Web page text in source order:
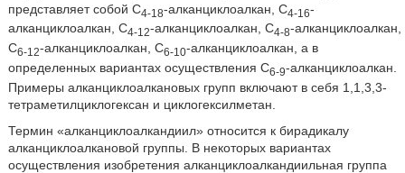
представляет собой C4-18-алканциклоалкан, C4-16-
алканциклоалкан, C4-12-алканциклоалкан, C4-8-алканциклоалкан,
C6-12-алканциклоалкан, C6-10-алканциклоалкан, а в
определенных вариантах осуществления C6-9-алканциклоалкан.
Примеры алканциклоалкановых групп включают в себя 1,1,3,3-
тетраметилциклогексан и циклогексилметан.
Термин «алканциклоалкандиил» относится к бирадикалу
алканциклоалкановой группы. В некоторых вариантах
осуществления изобретения алканциклоалкандиильная группа